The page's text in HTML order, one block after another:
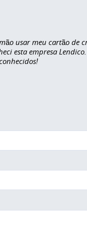
usar meu cartão de
esta empresa